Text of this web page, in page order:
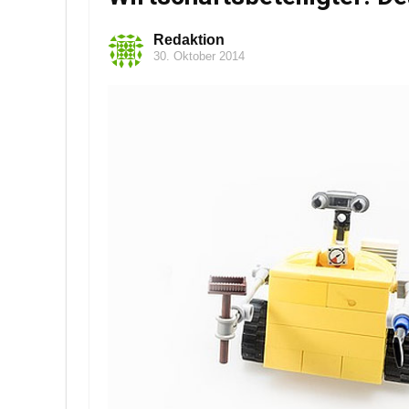
Redaktion
30. Oktober 2014